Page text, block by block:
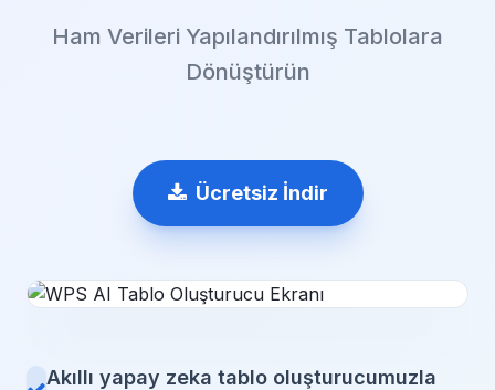
Ham Verileri Yapılandırılmış Tablolara
Dönüştürün
Ücretsiz İndir
Akıllı yapay zeka tablo oluşturucumuzla